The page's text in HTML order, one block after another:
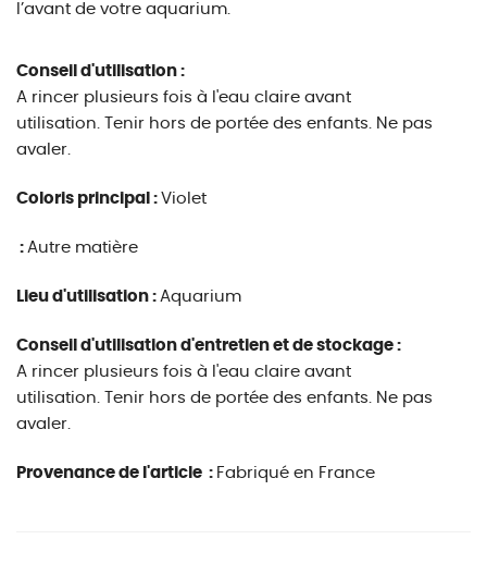
l’avant de votre aquarium.
Conseil d'utilisation :
A rincer plusieurs fois à l'eau claire avant
utilisation. Tenir hors de portée des enfants. Ne pas
avaler.
Coloris principal : Violet
: Autre matière
Lieu d'utilisation : Aquarium
Conseil d'utilisation d'entretien et de stockage :
A rincer plusieurs fois à l'eau claire avant
utilisation. Tenir hors de portée des enfants. Ne pas
avaler.
Provenance de l'article : Fabriqué en France